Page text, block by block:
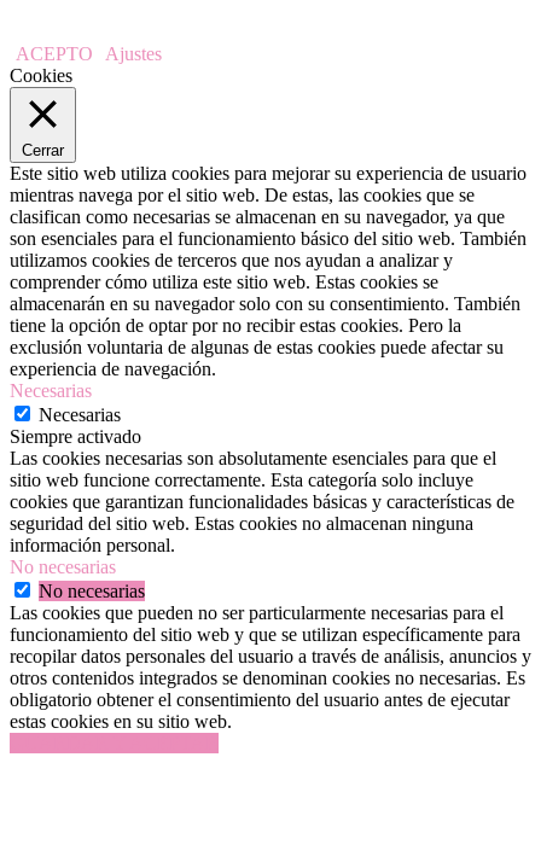
ACEPTO
Ajustes
Cookies
Cerrar
Este sitio web utiliza cookies para mejorar su experiencia de usuario
mientras navega por el sitio web. De estas, las cookies que se
clasifican como necesarias se almacenan en su navegador, ya que
son esenciales para el funcionamiento básico del sitio web. También
utilizamos cookies de terceros que nos ayudan a analizar y
comprender cómo utiliza este sitio web. Estas cookies se
almacenarán en su navegador solo con su consentimiento. También
tiene la opción de optar por no recibir estas cookies. Pero la
exclusión voluntaria de algunas de estas cookies puede afectar su
experiencia de navegación.
Necesarias
Necesarias
Siempre activado
Las cookies necesarias son absolutamente esenciales para que el
sitio web funcione correctamente. Esta categoría solo incluye
cookies que garantizan funcionalidades básicas y características de
seguridad del sitio web. Estas cookies no almacenan ninguna
información personal.
No necesarias
No necesarias
Las cookies que pueden no ser particularmente necesarias para el
funcionamiento del sitio web y que se utilizan específicamente para
recopilar datos personales del usuario a través de análisis, anuncios y
otros contenidos integrados se denominan cookies no necesarias. Es
obligatorio obtener el consentimiento del usuario antes de ejecutar
estas cookies en su sitio web.